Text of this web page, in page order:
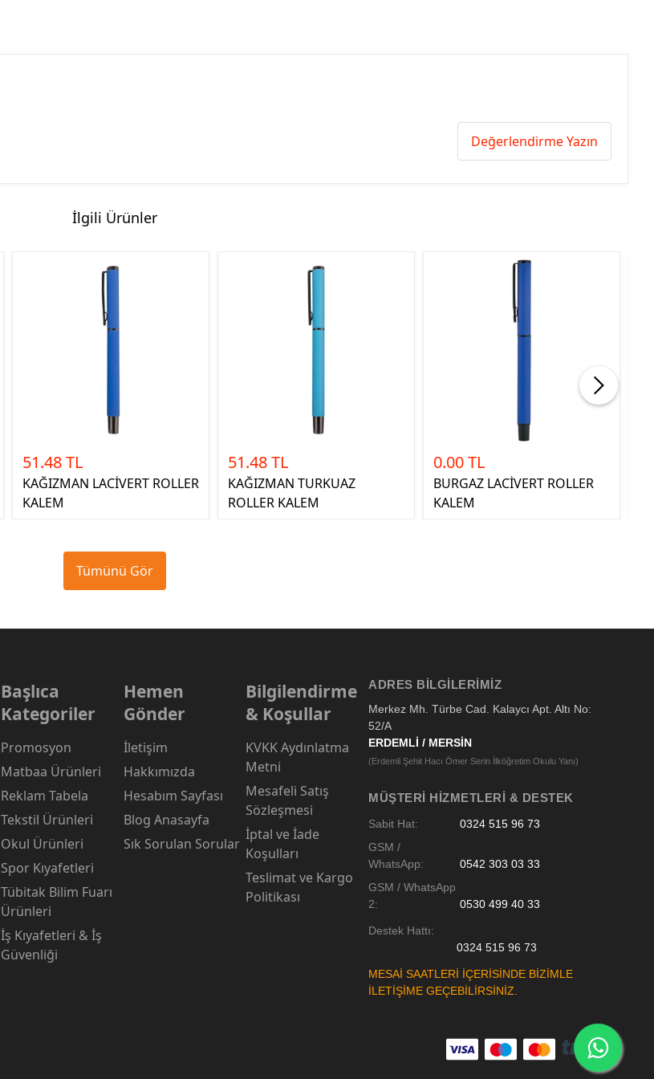
Değerlendirme Yazın
İlgili Ürünler
51.48 TL
KAĞIZMAN LACİVERT ROLLER
KALEM
51.48 TL
KAĞIZMAN TURKUAZ
ROLLER KALEM
0.00 TL
BURGAZ LACİVERT ROLLER
KALEM
Tümünü Gör
Başlıca
Kategoriler
Promosyon
Matbaa Ürünleri
Reklam Tabela
Tekstil Ürünleri
Okul Ürünleri
Spor Kıyafetleri
Tübitak Bilim Fuarı
Ürünleri
İş Kıyafetleri & İş
Güvenliği
Hemen
Gönder
İletişim
Hakkımızda
Hesabım Sayfası
Blog Anasayfa
Sık Sorulan Sorular
Bilgilendirme
& Koşullar
KVKK Aydınlatma
Metni
Mesafeli Satış
Sözleşmesi
İptal ve İade
Koşulları
Teslimat ve Kargo
Politikası
ADRES BILGILERIMIZ
Merkez Mh. Türbe Cad. Kalaycı Apt. Altı No:
52/A
ERDEMLİ / MERSİN
(Erdemli Şehit Hacı Ömer Serin İlköğretim Okulu Yanı)
MÜŞTERI HIZMETLERI & DESTEK
Sabit Hat:
0324 515 96 73
GSM /
WhatsApp:
0542 303 03 33
GSM / WhatsApp
2:
0530 499 40 33
Destek Hattı:
0324 515 96 73
MESAİ SAATLERİ İÇERİSİNDE BİZİMLE
İLETİŞİME GEÇEBİLİRSİNİZ.